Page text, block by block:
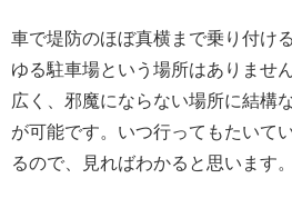
車で堤防のほぼ真横まで乗り付け
ゆる駐車場という場所はありませ
広く、邪魔にならない場所に結構
が可能です。いつ行ってもたいて
るので、見ればわかると思います。